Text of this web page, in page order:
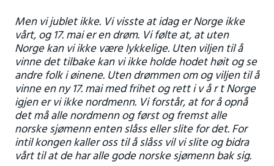
Men vi jublet ikke. Vi visste at idag er Norge ikke
vårt, og 17. mai er en drøm. Vi følte at, at uten
Norge kan vi ikke være lykkelige. Uten viljen til å
vinne det tilbake kan vi ikke holde hodet høit og se
andre folk i øinene. Uten drømmen om og viljen til å
vinne en ny 17. mai med frihet og rett i v å r t Norge
igjen er vi ikke nordmenn. Vi forstår, at for å opnå
det må alle nordmenn og først og fremst alle
norske sjømenn enten slåss eller slite for det. For
intil kongen kaller oss til å slåss vil vi slite og bidra
vårt til at de har alle gode norske sjømenn bak sig.